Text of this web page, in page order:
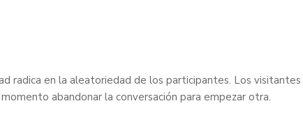
radica en la aleatoriedad de los participantes. Los visitantes
abandonar la conversación para empezar otra.